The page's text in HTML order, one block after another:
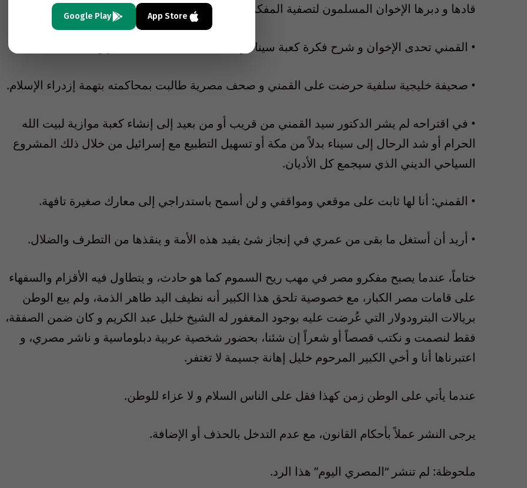
قادها و دبرها الإخوان المسلمون لتصفية المفكر الشهير معنوياً و فشلت في 48 ساعة.
• القمني تحدى الإخوان و شرح فكرة كعبة سيناء و أفشل عملية اغتياله على الهواء.
• صحيفة خليجية سلفية حرضت على القمني و صحف مصرية طالبت بمحاكمته بتهمة إزدراء الإسلام.
• في اقتراحه لم يشر الدكتور سيد القمني من قريب أو من بعيد إلى إنشاء كعبة موازية لبيت الله
الحرام أو شد الرحال إلى سيناء بدلاً من مكة أو تسهيل التطبيع مع إسرائيل من خلال ذلك المشروع
السياحي الديني الذي سيجمع كل الأديان.
• القمني: أنا لها ثابت على موقعي ومواقفي و لن أسمح باستدراجي إلى معارك صغيرة تافهة.
• أريد أن أستغل ما بقى من عمري في إنجاز شئ يفيد هذه الأمة و ينقذها من التطرف والضلال.
ختاماً، عندما يصبح مفكرو مصر في مهب ريح السموم كما هو حادث، و يتطاول فيه الأقزام والسفهاء
على قامات مصر الكبار، مع خصوصية تلحق هذا الكبير أنه نظيف اليد طاهر الذمة، ولم يبع الوطن
بريالات البترودولار التي عُرضت عليه بوجود المغفور له الشيخ خليل عبد الكريم و كان ضمن الصفقة،
فقط لنصمت و نكتب قصصاً أو شعراً إن شئنا، بحضور شخصية عربية دبلوماسية و ناشر مصري، و
اعتبرناها أنا و أخي الكبير المرحوم خليل إهانة جسيمة لا تغتفر.
عندما يأتي على الوطن زمن كهذا فقل على الناس السلام و لا عزاء للوطن.
يرجى النشر عملاً بأحكام القانون، مع عدم التدخل بالحذف أو الإضافة.
ملحوظة: لم تنشر “المصري اليوم” هذا الرد.
App Store
Google Play